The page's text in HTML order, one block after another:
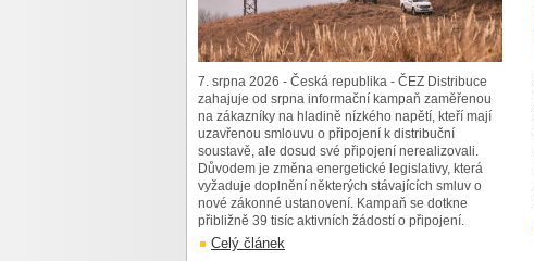
7. srpna 2026 - Česká republika - ČEZ Distribuce
zahajuje od srpna informační kampaň zaměřenou
na zákazníky na hladině nízkého napětí, kteří mají
uzavřenou smlouvu o připojení k distribuční
soustavě, ale dosud své připojení nerealizovali.
Důvodem je změna energetické legislativy, která
vyžaduje doplnění některých stávajících smluv o
nové zákonné ustanovení. Kampaň se dotkne
přibližně 39 tisíc aktivních žádostí o připojení.
Celý článek